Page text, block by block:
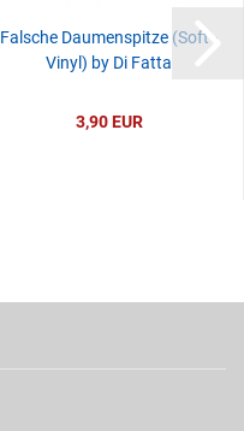
Falsche Daumenspitze (Soft -
Vinyl) by Di Fatta
3,90 EUR